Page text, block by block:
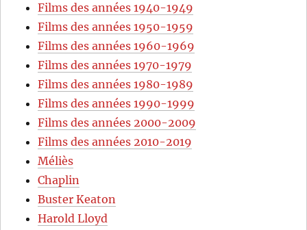
Films des années 1940-1949
Films des années 1950-1959
Films des années 1960-1969
Films des années 1970-1979
Films des années 1980-1989
Films des années 1990-1999
Films des années 2000-2009
Films des années 2010-2019
Méliès
Chaplin
Buster Keaton
Harold Lloyd